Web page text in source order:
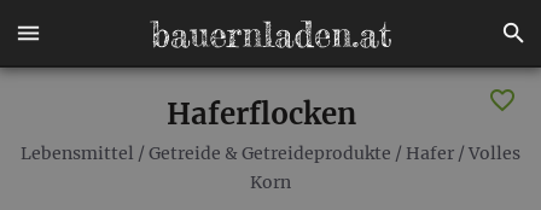
Haferflocken
Lebensmittel / Getreide & Getreideprodukte / Hafer / Volles
Korn